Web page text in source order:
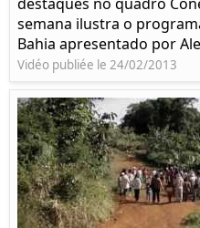
semana ilustra o
Bahia apresentado por
Vidéo publiée le 24/02/2013